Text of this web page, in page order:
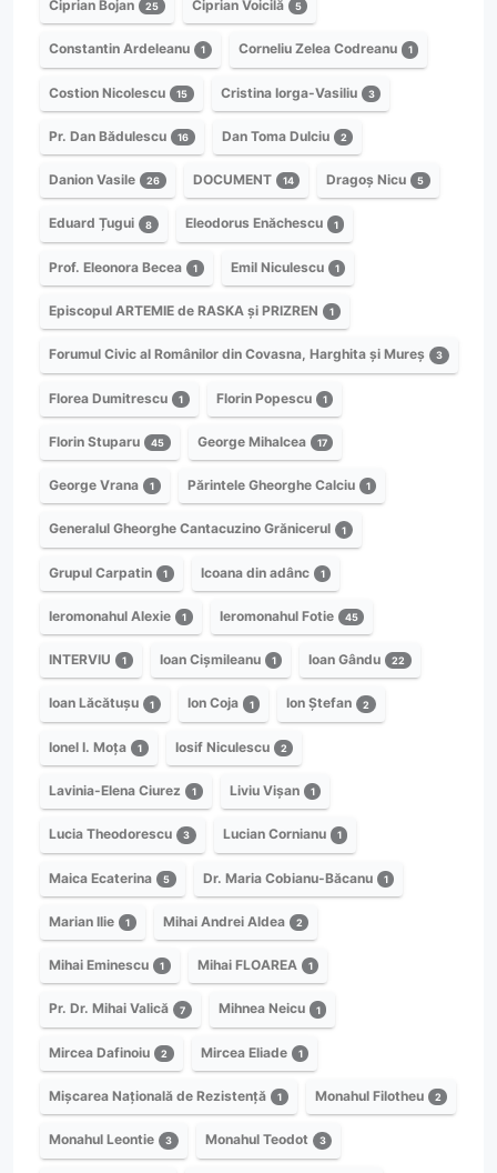
Ciprian Bojan 25 Ciprian Voicilă 5
Constantin Ardeleanu 1 Corneliu Zelea Codreanu 1
Costion Nicolescu 15 Cristina Iorga-Vasiliu 3
Pr. Dan Bădulescu 16 Dan Toma Dulciu 2
Danion Vasile 26 DOCUMENT 14 Dragoș Nicu 5
Eduard Țugui 8 Eleodorus Enăchescu 1
Prof. Eleonora Becea 1 Emil Niculescu 1
Episcopul ARTEMIE de RASKA și PRIZREN 1
Forumul Civic al Românilor din Covasna, Harghita și Mureș 3
Florea Dumitrescu 1 Florin Popescu 1
Florin Stuparu 45 George Mihalcea 17
George Vrana 1 Părintele Gheorghe Calciu 1
Generalul Gheorghe Cantacuzino Grănicerul 1
Grupul Carpatin 1 Icoana din adânc 1
Ieromonahul Alexie 1 Ieromonahul Fotie 45
INTERVIU 1 Ioan Cișmileanu 1 Ioan Gându 22
Ioan Lăcătușu 1 Ion Coja 1 Ion Ștefan 2
Ionel I. Moța 1 Iosif Niculescu 2
Lavinia-Elena Ciurez 1 Liviu Vișan 1
Lucia Theodorescu 3 Lucian Cornianu 1
Maica Ecaterina 5 Dr. Maria Cobianu-Băcanu 1
Marian Ilie 1 Mihai Andrei Aldea 2
Mihai Eminescu 1 Mihai FLOAREA 1
Pr. Dr. Mihai Valică 7 Mihnea Neicu 1
Mircea Dafinoiu 2 Mircea Eliade 1
Mișcarea Națională de Rezistență 1 Monahul Filotheu 2
Monahul Leontie 3 Monahul Teodot 3